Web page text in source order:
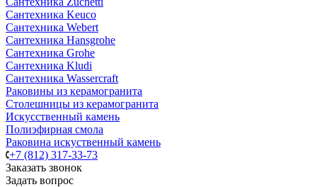
Сантехника Keuco
Сантехника Webert
Сантехника Hansgrohe
Сантехника Grohe
Сантехника Kludi
Сантехника Wassercraft
Раковины из керамогранита
Столешницы из керамогранита
Искусственный камень
Полиэфирная смола
Раковина искуственный камень
+7 (812) 317-33-73
Заказать звонок
Задать вопрос